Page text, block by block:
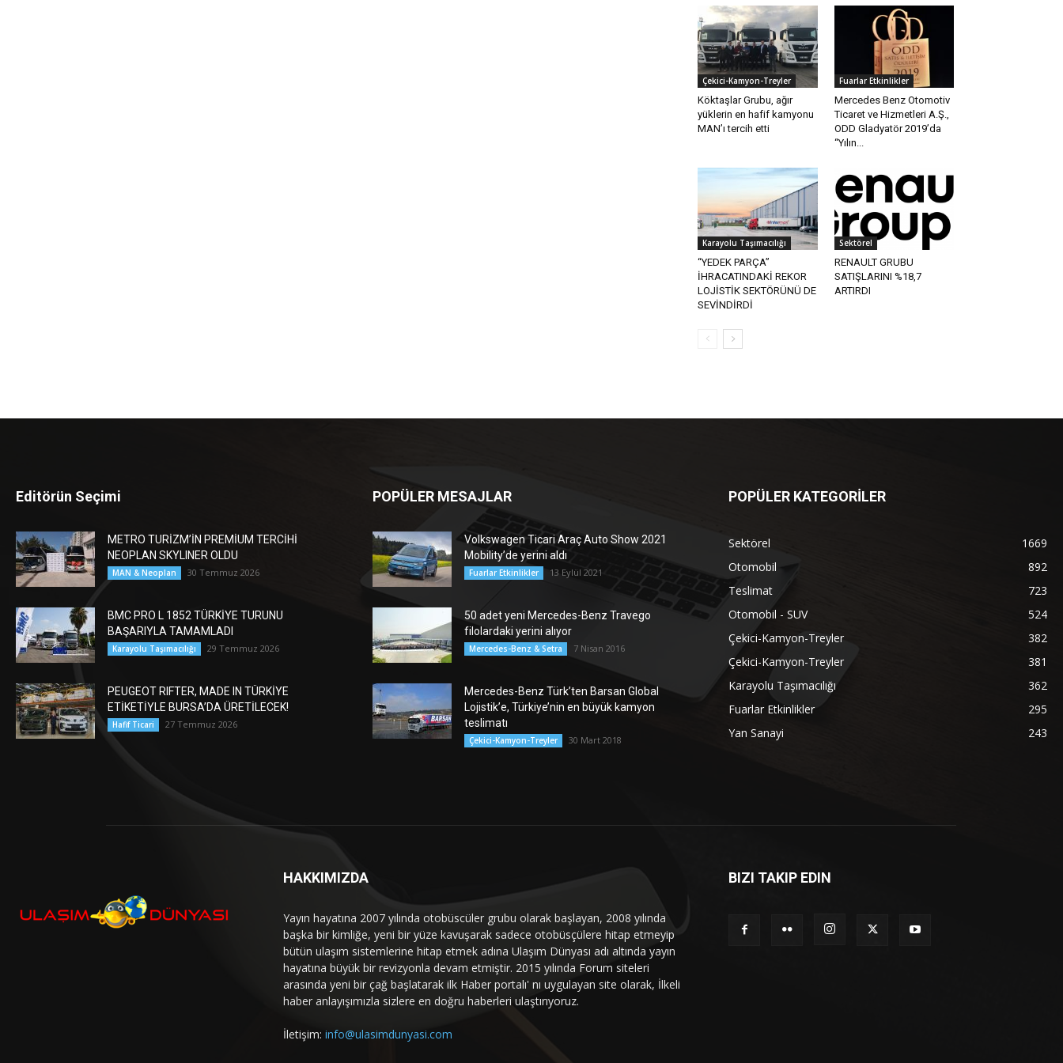
Çekici-Kamyon-Treyler
Köktaşlar Grubu, ağır
yüklerin en hafif kamyonu
MAN’ı tercih etti
Fuarlar Etkinlikler
Mercedes Benz Otomotiv
Ticaret ve Hizmetleri A.Ş.,
ODD Gladyatör 2019’da
“Yılın...
Karayolu Taşımacılığı
“YEDEK PARÇA”
İHRACATINDAKİ REKOR
LOJİSTİK SEKTÖRÜNÜ DE
SEVİNDİRDİ
Sektörel
RENAULT GRUBU
SATIŞLARINI %18,7
ARTIRDI
Editörün Seçimi
METRO TURİZM’İN PREMİUM TERCİHİ
NEOPLAN SKYLINER OLDU
MAN & Neoplan 30 Temmuz 2026
BMC PRO L 1852 TÜRKİYE TURUNU
BAŞARIYLA TAMAMLADI
Karayolu Taşımacılığı 29 Temmuz 2026
PEUGEOT RIFTER, MADE IN TÜRKİYE
ETİKETİYLE BURSA’DA ÜRETİLECEK!
Hafif Ticari 27 Temmuz 2026
POPÜLER MESAJLAR
Volkswagen Ticari Araç Auto Show 2021
Mobility’de yerini aldı
Fuarlar Etkinlikler 13 Eylül 2021
50 adet yeni Mercedes-Benz Travego
filolardaki yerini alıyor
Mercedes-Benz & Setra 7 Nisan 2016
Mercedes-Benz Türk’ten Barsan Global
Lojistik’e, Türkiye’nin en büyük kamyon
teslimatı
Çekici-Kamyon-Treyler 30 Mart 2018
POPÜLER KATEGORİLER
Sektörel
1669
Otomobil
892
Teslimat
723
Otomobil - SUV
524
Çekici-Kamyon-Treyler
382
Çekici-Kamyon-Treyler
381
Karayolu Taşımacılığı
362
Fuarlar Etkinlikler
295
Yan Sanayi
243
HAKKIMIZDA
Yayın hayatına 2007 yılında otobüscüler grubu olarak başlayan, 2008 yılında
başka bir kimliğe, yeni bir yüze kavuşarak sadece otobüsçülere hitap etmeyip
bütün ulaşım sistemlerine hitap etmek adına Ulaşım Dünyası adı altında yayın
hayatına büyük bir revizyonla devam etmiştir. 2015 yılında Forum siteleri
arasında yeni bir çağ başlatarak ilk Haber portalı' nı uygulayan site olarak, İlkeli
haber anlayışımızla sizlere en doğru haberleri ulaştırıyoruz.
İletişim: info@ulasimdunyasi.com
BIZI TAKIP EDIN